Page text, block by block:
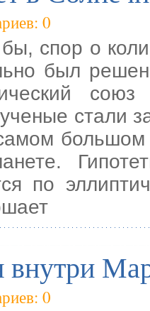
0
спор о
был
стали
большом
по
внутри
0